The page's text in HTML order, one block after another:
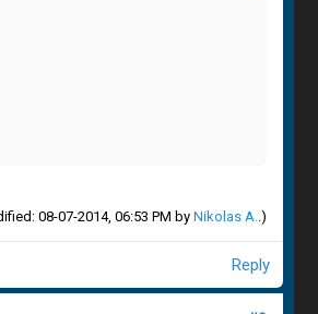
08-07-2014, 06:53 PM by Nikolas A..)
Reply